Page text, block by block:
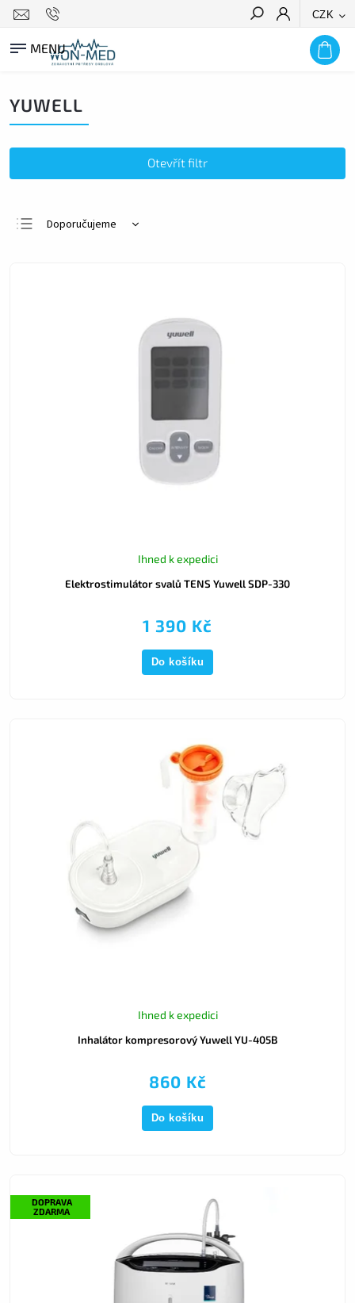
CZK
HLEDAT
YUWELL
Otevřít filtr
Doporučujeme
Elektrostimulátor svalů TENS Yuwell SDP-330
Ihned k expedici
1 390 Kč
Do košíku
Inhalátor kompresorový Yuwell YU-405B
Ihned k expedici
860 Kč
Do košíku
DOPRAVA
ZDARMA